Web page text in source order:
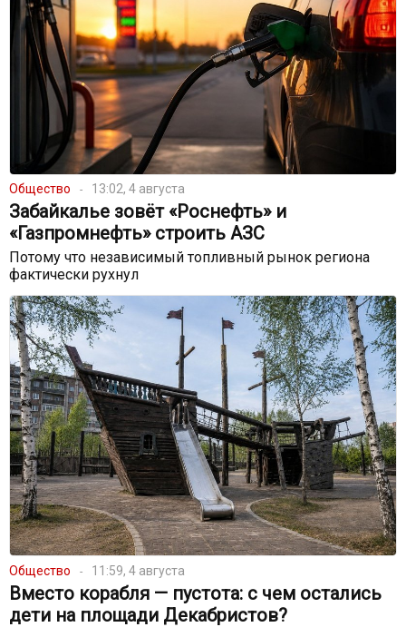
Общество 13:02, 4 августа
Забайкалье зовёт «Роснефть» и
«Газпромнефть» строить АЗС
Потому что независимый топливный рынок региона
фактически рухнул
Общество 11:59, 4 августа
Вместо корабля — пустота: с чем остались
дети на площади Декабристов?